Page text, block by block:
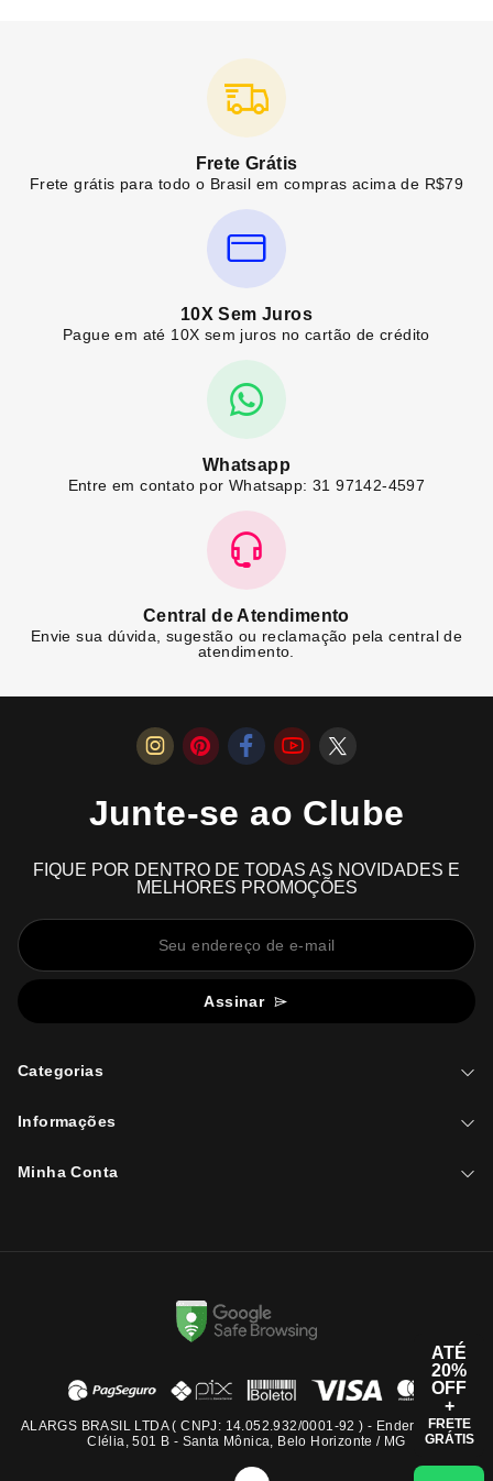
Frete Grátis
Frete grátis para todo o Brasil em compras acima de R$79
10X Sem Juros
Pague em até 10X sem juros no cartão de crédito
Whatsapp
Entre em contato por Whatsapp: 31 97142-4597
Central de Atendimento
Envie sua dúvida, sugestão ou reclamação pela central de
atendimento.
Junte-se ao Clube
FIQUE POR DENTRO DE TODAS AS NOVIDADES E
MELHORES PROMOÇÕES
Assinar
Categorias
Informações
Minha Conta
ALARGS BRASIL LTDA ( CNPJ: 14.052.932/0001-92 ) - Endereço: Rua
Clélia, 501 B - Santa Mônica, Belo Horizonte / MG
ATÉ
20%
OFF
+
FRETE
GRÁTIS